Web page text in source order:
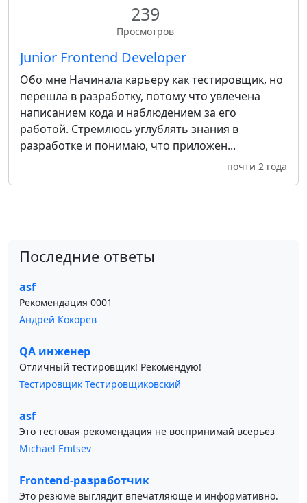
239
Просмотров
Junior Frontend Developer
Обо мне Начинала карьеру как тестировщик, но
перешла в разработку, потому что увлечена
написанием кода и наблюдением за его
работой. Стремлюсь углублять знания в
разработке и понимаю, что приложен...
почти 2 года
Последние ответы
asf
Рекомендация 0001
Андрей Кокорев
QA инженер
Отличный тестировщик! Рекомендую!
Тестировщик Тестировщиковский
asf
Это тестовая рекомендация не воспринимай всерьёз
Michael Emtsev
Frontend-разработчик
Это резюме выглядит впечатляюще и информативно.